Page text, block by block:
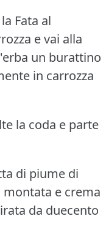
Fata al
e vai alla
un burattino
in carrozza
la coda e parte
di piume di
e crema
da duecento